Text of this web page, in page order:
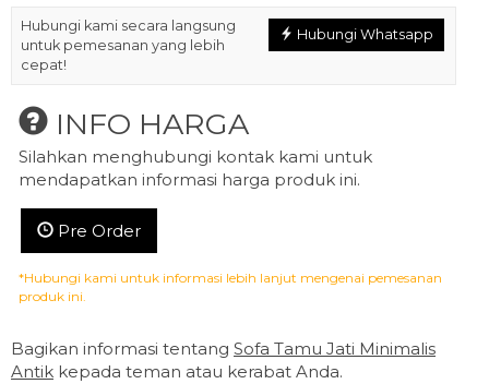
Hubungi Whatsapp
Hubungi kami secara langsung
untuk pemesanan yang lebih
cepat!
INFO HARGA
Silahkan menghubungi kontak kami untuk
mendapatkan informasi harga produk ini.
Pre Order
*Hubungi kami untuk informasi lebih lanjut mengenai pemesanan
produk ini.
Bagikan informasi tentang Sofa Tamu Jati Minimalis
Antik kepada teman atau kerabat Anda.